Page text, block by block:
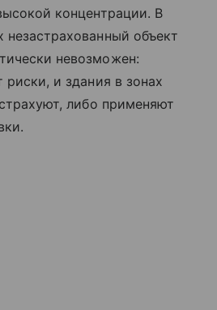
концентрации. В
объект
невозможен:
и здания в зонах
либо применяют